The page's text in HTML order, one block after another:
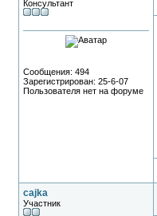
Консультант
Сообщения: 494
Зарегистрирован: 25-6-07
Пользователя нет на форуме
cajka
Участник